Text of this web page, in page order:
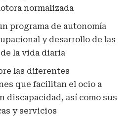
normalizada
programa de autonomía
y desarrollo de las
la vida diaria
las diferentes
que facilitan el ocio a
discapacidad, así como sus
y servicios